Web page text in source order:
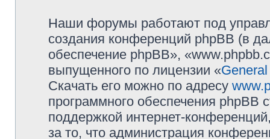
Наши форумы работают под
создания конференций phpBB (в
обеспечение phpBB»,
выпущенного по лицензии «
Скачать его можно по адресу
программного обеспечения phpBB
поддержкой интернет-
за то, что администрация